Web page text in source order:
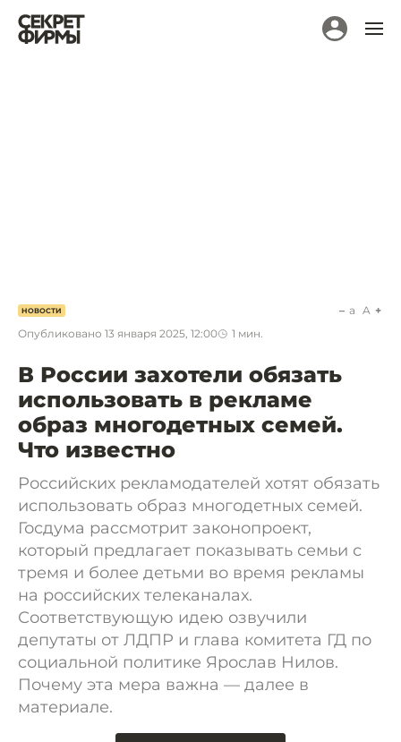
НОВОСТИ
Опубликовано 13 января 2025, 12:00 1 мин.
a A
В России захотели обязать
использовать в рекламе
образ многодетных семей.
Что известно
Российских рекламодателей хотят обязать
использовать образ многодетных семей.
Госдума рассмотрит законопроект,
который предлагает показывать семьи с
тремя и более детьми во время рекламы
на российских телеканалах.
Соответствующую идею озвучили
депутаты от ЛДПР и глава комитета ГД по
социальной политике Ярослав Нилов.
Почему эта мера важна — далее в
материале.